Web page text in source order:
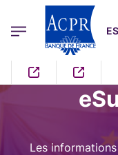
ESURFI Menu Principal
Image
Les